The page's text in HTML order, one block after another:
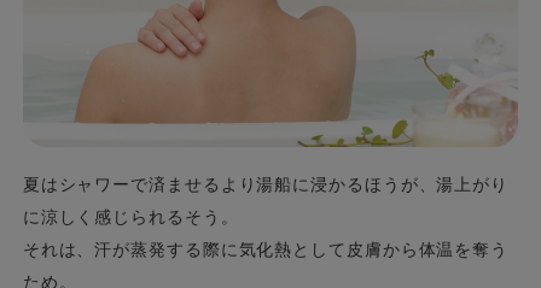
夏はシャワーで済ませるより湯船に浸かるほうが、湯上がり
に涼しく感じられるそう。
それは、汗が蒸発する際に気化熱として皮膚から体温を奪う
ため。